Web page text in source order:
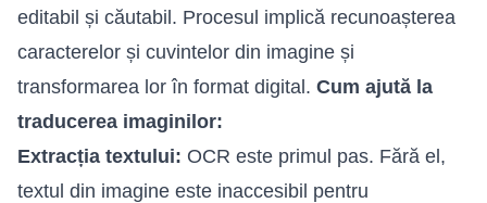
editabil și căutabil. Procesul implică recunoașterea
caracterelor și cuvintelor din imagine și
transformarea lor în format digital. Cum ajută la
traducerea imaginilor:
Extracția textului: OCR este primul pas. Fără el,
textul din imagine este inaccesibil pentru